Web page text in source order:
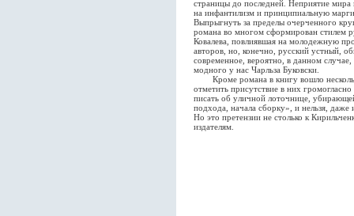
страницы до последней. Неприятие
на инфантилизм и принципиальную
Выпрыгнуть за пределы очерченного
романа во многом сформирован стилем
Ковалева, повлиявшая на молодежную
авторов, но, конечно, русский устный,
современное, вероятно, в данном
модного у нас Чарльза Буковски.
Кроме романа в книгу вошло
отметить присутствие в них
писать об уличной лоточнице,
подхода, начала сборку», и нельзя, даже
Но это претензии не столько к
издателям.